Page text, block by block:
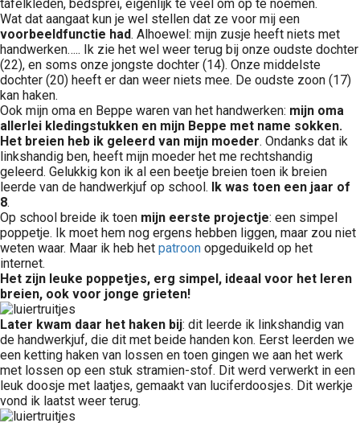
tafelkleden, bedsprei, eigenlijk te veel om op te noemen.
Wat dat aangaat kun je wel stellen dat ze voor mij een
voorbeeldfunctie had. Alhoewel: mijn zusje heeft niets met
handwerken….. Ik zie het wel weer terug bij onze oudste dochter
(22), en soms onze jongste dochter (14). Onze middelste
dochter (20) heeft er dan weer niets mee. De oudste zoon (17)
kan haken.
Ook mijn oma en Beppe waren van het handwerken: mijn oma
allerlei kledingstukken en mijn Beppe met name sokken.
Het breien heb ik geleerd van mijn moeder. Ondanks dat ik
linkshandig ben, heeft mijn moeder het me rechtshandig
geleerd. Gelukkig kon ik al een beetje breien toen ik breien
leerde van de handwerkjuf op school. Ik was toen een jaar of
8.
Op school breide ik toen mijn eerste projectje: een simpel
poppetje. Ik moet hem nog ergens hebben liggen, maar zou niet
weten waar. Maar ik heb het patroon opgeduikeld op het
internet.
Het zijn leuke poppetjes, erg simpel, ideaal voor het leren
breien, ook voor jonge grieten!
Later kwam daar het haken bij: dit leerde ik linkshandig van
de handwerkjuf, die dit met beide handen kon. Eerst leerden we
een ketting haken van lossen en toen gingen we aan het werk
met lossen op een stuk stramien-stof. Dit werd verwerkt in een
leuk doosje met laatjes, gemaakt van luciferdoosjes. Dit werkje
vond ik laatst weer terug.